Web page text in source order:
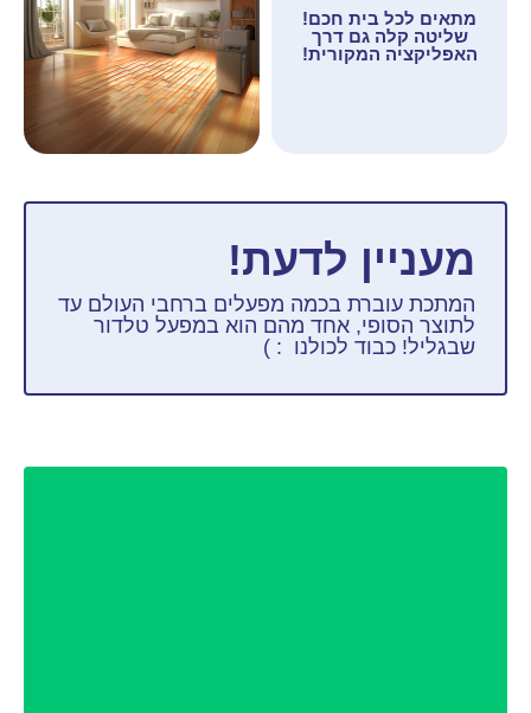
מתאים לכל בית חכם!
שליטה קלה גם דרך
האפליקציה המקורית!
מעניין לדעת!
המתכת עוברת בכמה מפעלים ברחבי העולם עד
לתוצר הסופי, אחד מהם הוא במפעל טלדור
שבגליל! כבוד לכולנו : )